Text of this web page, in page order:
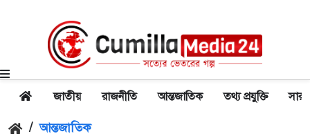
জাতীয় রাজনীতি আন্তজাতিক তথ্য প্রযুক্তি
/ আন্তজাতিক